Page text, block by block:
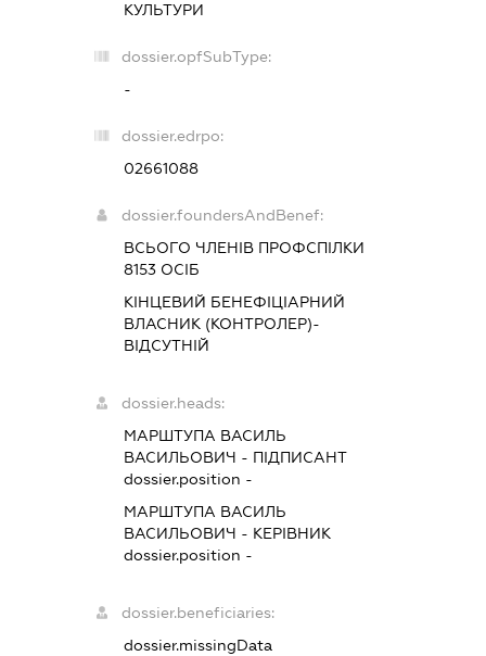
КУЛЬТУРИ
dossier.opfSubType:
-
dossier.edrpo:
02661088
dossier.foundersAndBenef:
ВСЬОГО ЧЛЕНІВ ПРОФСПІЛКИ
8153 ОСІБ
КІНЦЕВИЙ БЕНЕФІЦІАРНИЙ
ВЛАСНИК (КОНТРОЛЕР)-
ВІДСУТНІЙ
dossier.heads:
МАРШТУПА ВАСИЛЬ
ВАСИЛЬОВИЧ - ПІДПИСАНТ
dossier.position -
МАРШТУПА ВАСИЛЬ
ВАСИЛЬОВИЧ - КЕРІВНИК
dossier.position -
dossier.beneficiaries:
dossier.missingData